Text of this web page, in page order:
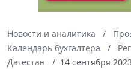
Новости и аналитика
Календарь бухгалтера
Дагестан
14 сентября 2023